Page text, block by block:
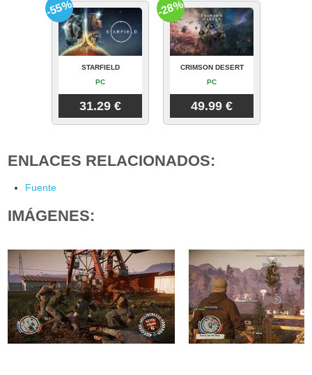
STARFIELD
PC
31.29 €
-55%
CRIMSON DESERT
PC
49.99 €
-28%
ENLACES RELACIONADOS:
Fuente
IMÁGENES: